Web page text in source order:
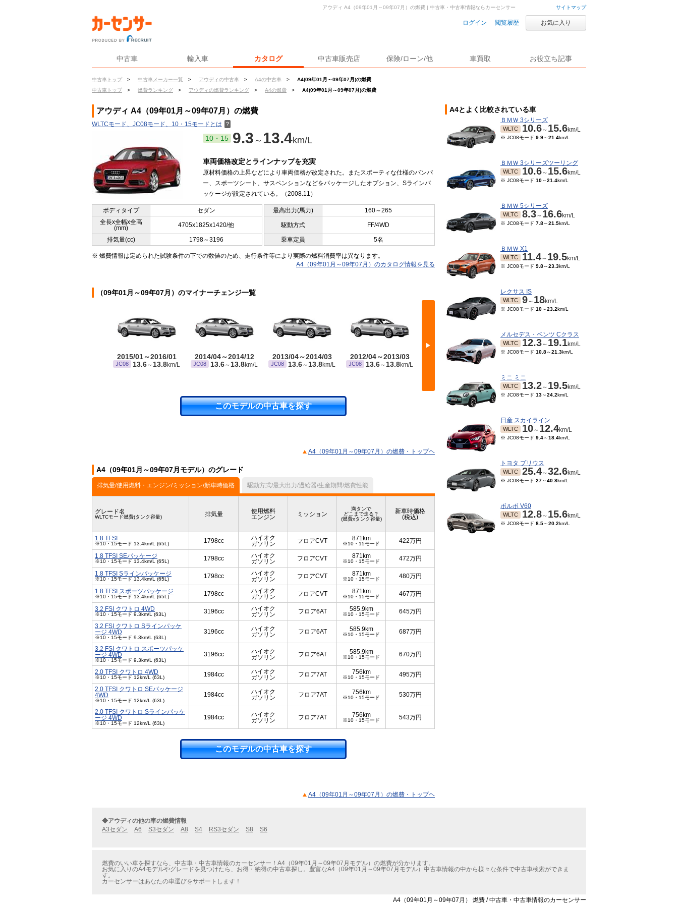
サイトマップ
ログイン 閲覧履歴 お気に入り
中古車 輸入車 カタログ 中古車販売店 保険/ローン/他 車買取 お役立ち記事
中古車トップ > 中古車メーカー一覧 > アウディの中古車 > A4の中古車 >
A4(09年01月～09年07月)の燃費
中古車トップ
> 燃費ランキング > アウディの燃費ランキング > A4の燃費 > A4(09年01月～09年07月)の燃費
アウディ A4（09年01月～09年07月）の燃費 | 中古車・中古車情報ならカーセンサー
アウディ A4（09年01月～09年07月）の燃費
WLTCモード、JC08モード、10・15モードとは ？
10・15 9.3 ～ 13.4km/L
車両価格改定とラインナップを充実
原材料価格の上昇などにより車両価格が改定された。またスポーティな仕様のバンパ
ー、スポーツシート、サスペンションなどをパッケージしたオプション、Sラインパ
ッケージが設定されている。（2008.11）
ボディタイプ セダン 最高出力(馬力)
160～265
全長x全幅x全高
(mm)
4705x1825x1420/他 駆動方式 FF/4WD
排気量(cc) 1798～3196 乗車定員 5名
※ 燃費情報は定められた試験条件の下での数値のため、走行条件等により実際の燃料消費率は異なります。
A4（09年01月～09年07月）のカタログ情報を見る
（09年01月～09年07月）のマイナーチェンジ一覧
▶
2015/01～2016/01
JC08 13.6～13.8km/L
2014/04～2014/12
JC08 13.6～13.8km/L
2013/04～2014/03
JC08 13.6～13.8km/L
2012/04～2013/03
JC08 13.6～13.8km/L
2009/12～2012/03
※ 10・15モード12～13.4
2009/08～2009/11
このモデルの中古車を探す
A4（09年01月～09年07月）の燃費・トップヘ
A4（09年01月～09年07月モデル）のグレード
排気量/使用燃料・エンジン/ミッション/新車時価格 駆動方式/最大出力/過給器/生産期間/燃費性能
グレード名
WLTCモード燃費(タンク容量) 排気量
使用燃料
エンジン
ミッション
満タンで
どこまで走る？
(燃費xタンク容量)
新車時価格
(税込)
1.8 TFSI
※10・15モード 13.4km/L (65L) 1798cc
ハイオク
ガソリン
フロアCVT 871km
※10・15モード 422万円
1.8 TFSI SEパッケージ
※10・15モード 13.4km/L (65L) 1798cc
ハイオク
ガソリン
フロアCVT 871km
※10・15モード 472万円
1.8 TFSI Sラインパッケージ
※10・15モード 13.4km/L (65L) 1798cc
ハイオク
ガソリン
フロアCVT 871km
※10・15モード 480万円
1.8 TFSI スポーツパッケージ
※10・15モード 13.4km/L (65L) 1798cc
ハイオク
ガソリン
フロアCVT 871km
※10・15モード 467万円
3.2 FSI クワトロ 4WD
※10・15モード 9.3km/L (63L) 3196cc
ハイオク
ガソリン
フロア6AT 585.9km
※10・15モード 645万円
3.2 FSI クワトロ Sラインパッケ
ージ 4WD
※10・15モード 9.3km/L (63L)
3196cc
ハイオク
ガソリン
フロア6AT 585.9km
※10・15モード 687万円
3.2 FSI クワトロ スポーツパッケ
ージ 4WD
※10・15モード 9.3km/L (63L)
3196cc
ハイオク
ガソリン
フロア6AT 585.9km
※10・15モード 670万円
2.0 TFSI クワトロ 4WD
※10・15モード 12km/L (63L) 1984cc
ハイオク
ガソリン
フロア7AT 756km
※10・15モード 495万円
2.0 TFSI クワトロ SEパッケージ
4WD
※10・15モード 12km/L (63L)
1984cc
ハイオク
ガソリン
フロア7AT 756km
※10・15モード 530万円
2.0 TFSI クワトロ Sラインパッケ
ージ 4WD
※10・15モード 12km/L (63L)
1984cc
ハイオク
ガソリン
フロア7AT 756km
※10・15モード 543万円
このモデルの中古車を探す
A4（09年01月～09年07月）の燃費・トップヘ
A4とよく比較されている車
ＢＭＷ 3シリーズ
WLTC 10.6～ 15.6km/L
※ JC08モード 9.9～21.4km/L
ＢＭＷ 3シリーズツーリング
WLTC 10.6～ 15.6km/L
※ JC08モード 10～21.4km/L
ＢＭＷ 5シリーズ
WLTC 8.3～ 16.6km/L
※ JC08モード 7.8～21.5km/L
ＢＭＷ X1
WLTC 11.4～ 19.5km/L
※ JC08モード 9.8～23.3km/L
レクサス IS
WLTC 9～ 18km/L
※ JC08モード 10～23.2km/L
メルセデス・ベンツ Cクラス
WLTC 12.3～ 19.1km/L
※ JC08モード 10.8～21.3km/L
ミニ ミニ
WLTC 13.2～ 19.5km/L
※ JC08モード 13～24.2km/L
日産 スカイライン
WLTC 10～ 12.4km/L
※ JC08モード 9.4～18.4km/L
トヨタ プリウス
WLTC 25.4～32.6km/L
※ JC08モード 27～40.8km/L
ボルボ V60
WLTC 12.8～ 15.6km/L
※ JC08モード 8.5～20.2km/L
◆アウディの他の車の燃費情報
A3セダン
A6 S3セダン A8 S4 RS3セダン S8 S6
燃費のいい車を探すなら、中古車・中古車情報のカーセンサー！A4（09年01月～09年07月モデル）の燃費が分かります。
お気に入りのA4モデルやグレードを見つけたら、お得・納得の中古車探し。豊富なA4（09年01月～09年07月モデル）中古車情報の中から様々な条件で中古車検索ができま
す。
カーセンサーはあなたの車選びをサポートします！
A4（09年01月～09年07月） 燃費 / 中古車・中古車情報のカーセンサー